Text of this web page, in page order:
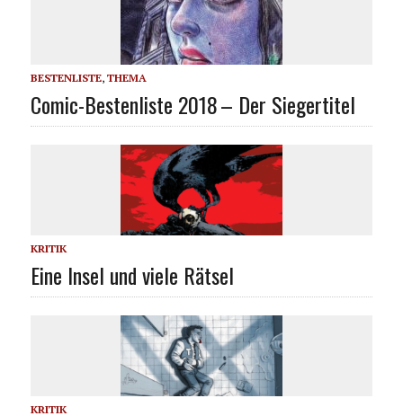
BESTENLISTE, THEMA
Comic-Bestenliste 2018 – Der Siegertitel
KRITIK
Eine Insel und viele Rätsel
KRITIK